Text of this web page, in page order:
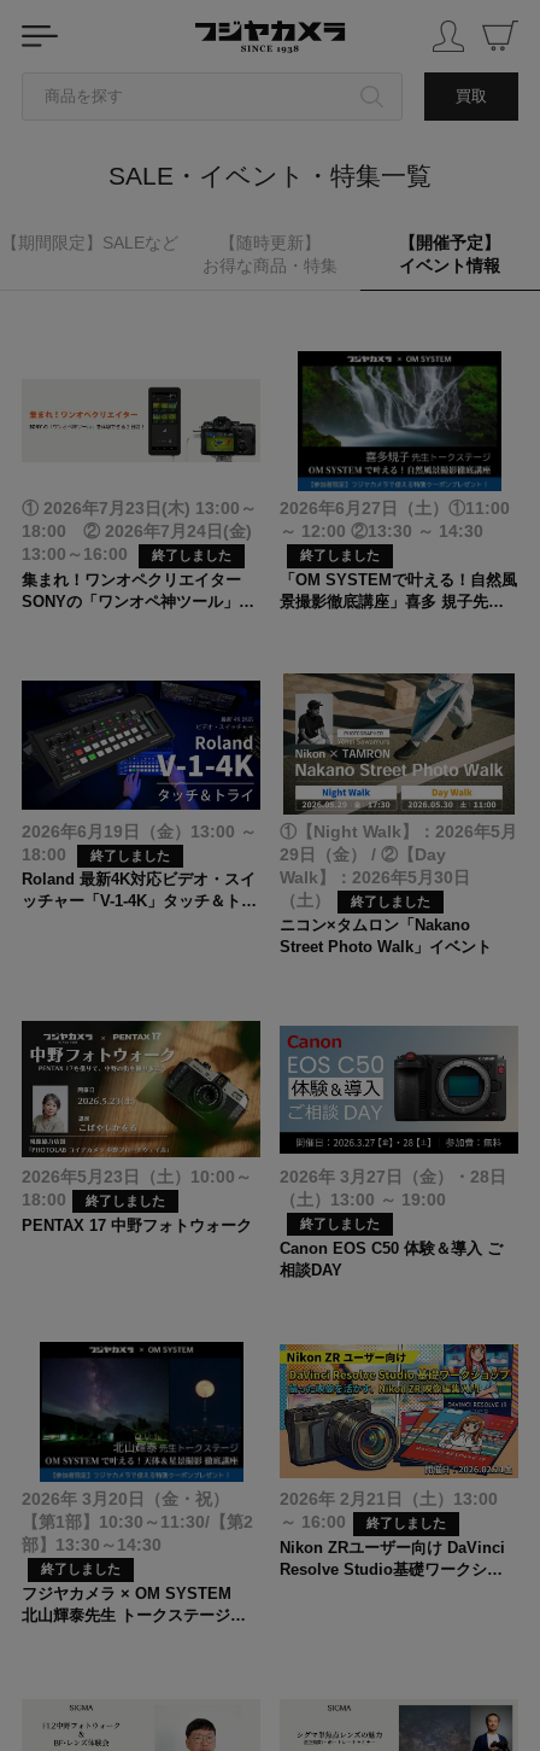
商品を探す 買取
カテゴリから探す
ブランドから探す
SALE・イベント・特集一覧
【期間限定】 SALEなど
【随時更新】
お得な商品・特集
【開催予定】
イベント情報
RICOH GR IV 2026年 8月入荷分
抽選販売のご案内
抽選応募期間 2026.8.2(日)
17:00 まで
Nikon「ZR」ご購入でSHOTEN
マウントアダプター（NF-NZ）プ
レゼントキャンペーン
無くなり次第終了
Nikon「Zfシリーズ」をご購入で
SHOTENマウントアダプター
（NF-NZ）プレゼントキャンペー
ン
無くなり次第終了
SONY Cinema Line FX5 発売記
念キャンペーン
2026.9.28 (月) まで
Tokinaレンズ キャッシュバック
キャンペーン
2026.8.31 (月) まで
キヤノン 夏のキャッシュバック
2026
2026.8.17 (月) まで
OM SYSTEM 夏のキャッシュバ
ック キャンペーン
2026.9.13 (日) まで
Nikon ZR CFexpress メモリー
カード セットキャンペーン
数量限定：無くなり次第終了
フジヤカメラおすすめ 初心者向
けカメラ
SONYシネマカメラ「BURANO」
《国内初・国内唯一のデモ展示》
カメラ・レンズのお手入れ手順 ご予約受付中の新製品一覧
フジヤカメラ限定 おすすめ！お
買い得セット
ショッピングローン 店頭デモ展示中商品
集まれ！ワンオペクリエイター
SONYの「ワンオペ神ツール」を
① 2026年7月23日(木) 13:00～
18:00 ② 2026年7月24日(金)
13:00～16:00
終了しました
「OM SYSTEMで叶える！自然風
景撮影徹底講座」喜多 規子先生
2026年6月27日（土）①11:00
～ 12:00 ②13:30 ～ 14:30
終了しました
Roland 最新4K対応ビデオ・スイ
ッチャー「V-1-4K」タッチ＆トラ
2026年6月19日（金）13:00 ～
18:00
終了しました
ニコン×タムロン「Nakano
Street Photo Walk」イベント
①【Night Walk】：2026年5月
29日（金） / ②【Day
Walk】：2026年5月30日
（土）
終了しました
PENTAX 17 中野フォトウォーク
2026年5月23日（土）10:00～
18:00
終了しました
Canon EOS C50 体験＆導入 ご
相談DAY
2026年 3月27日（金）・28日
（土）13:00 ～ 19:00
終了しました
フジヤカメラ × OM SYSTEM
北山輝泰先生 トークステージ
2026年 3月20日（金・祝）
【第1部】10:30～11:30/【第2
部】13:30～14:30
終了しました
Nikon ZRユーザー向け DaVinci
Resolve Studio基礎ワークショ
2026年 2月21日（土）13:00
～ 16:00
終了しました